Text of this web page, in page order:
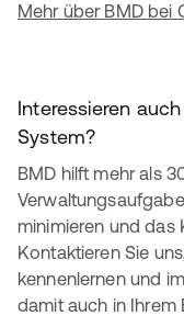
Mehr über BMD bei
Interessieren
System?
BMD hilft mehr als
minimieren und das
Kontaktieren Sie
kennenlernen und
damit auch in Ihrem